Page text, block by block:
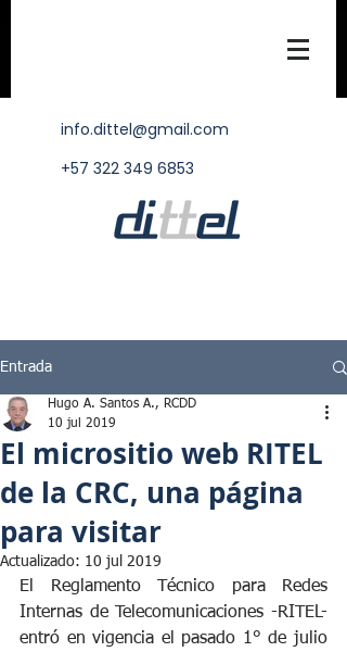
info.dittel@gmail.com
+57 322 349 6853
Entrada
El micrositio web RITEL
de la CRC, una página
para visitar
Hugo A. Santos A., RCDD
10 jul 2019
Actualizado: 10 jul 2019
El Reglamento Técnico para Redes
Internas de Telecomunicaciones -RITEL-
entró en vigencia el pasado 1° de julio